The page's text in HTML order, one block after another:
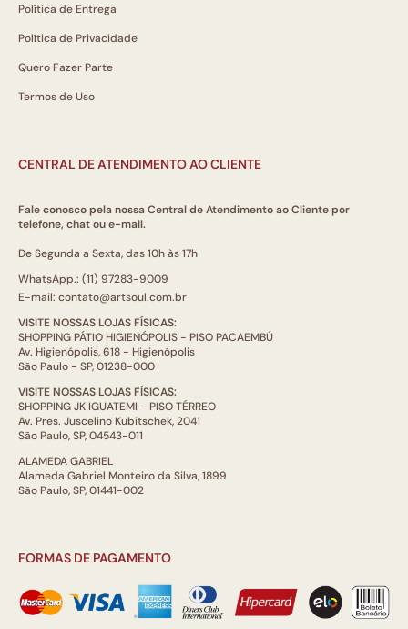
Política de Entrega
Política de Privacidade
Quero Fazer Parte
Termos de Uso
CENTRAL DE ATENDIMENTO AO CLIENTE
Fale conosco pela nossa Central de Atendimento ao Cliente por
telefone, chat ou e-mail.
De Segunda a Sexta, das 10h às 17h
WhatsApp.: (11) 97283-9009
E-mail: contato@artsoul.com.br
VISITE NOSSAS LOJAS FÍSICAS:
SHOPPING PÁTIO HIGIENÓPOLIS - PISO PACAEMBÚ
Av. Higienópolis, 618 - Higienópolis
São Paulo - SP, 01238-000
VISITE NOSSAS LOJAS FÍSICAS:
SHOPPING JK IGUATEMI - PISO TÉRREO
Av. Pres. Juscelino Kubitschek, 2041
São Paulo, SP, 04543-011
ALAMEDA GABRIEL
Alameda Gabriel Monteiro da Silva, 1899
São Paulo, SP, 01441-002
FORMAS DE PAGAMENTO